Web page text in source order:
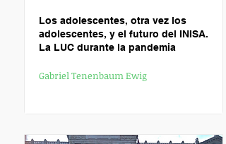
Los adolescentes, otra vez los
adolescentes, y el futuro del INISA.
La LUC durante la pandemia
Gabriel Tenenbaum Ewig